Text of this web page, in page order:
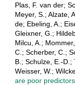
Plas, F. van der;
Meyer, S.; Alzate,
de; Ebeling, A.;
Gleixner, G.;
Milcu, A.;
C.; Scherber, C.;
B.; Schulze, E.-D.;
Weisser, W.;
are poor